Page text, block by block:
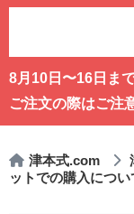
8月10日〜16日ま
ご注文の際はご注
津本式.com
ットでの購入につ